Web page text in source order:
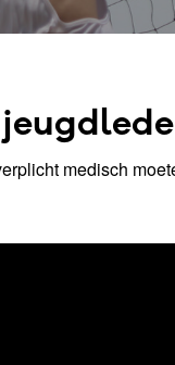
medisch